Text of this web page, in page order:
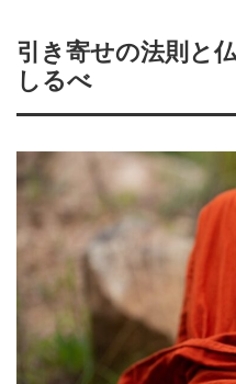
引き寄せの法則と
しるべ